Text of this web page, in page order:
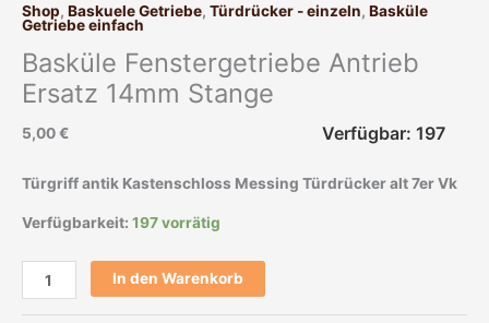
Shop, Baskuele Getriebe, Türdrücker - einzeln, Basküle
Getriebe einfach
Basküle Fenstergetriebe Antrieb
Ersatz 14mm Stange
5,00€ Verfügbar: 197
Türgriff antik Kastenschloss Messing Türdrücker alt 7er Vk
Verfügbarkeit: 197 vorrätig
In den Warenkorb